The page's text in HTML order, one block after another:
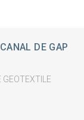
DE GAP
GEOTEXTILE